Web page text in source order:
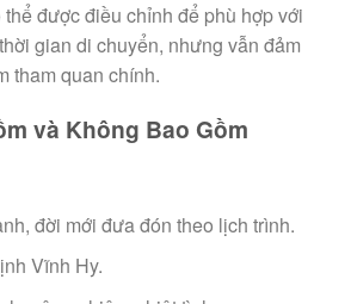
thể được điều chỉnh để phù hợp với
gian di chuyển, nhưng vẫn đảm
tham quan chính.
và Không Bao Gồm
đời mới đưa đón theo lịch trình.
Vĩnh Hy.